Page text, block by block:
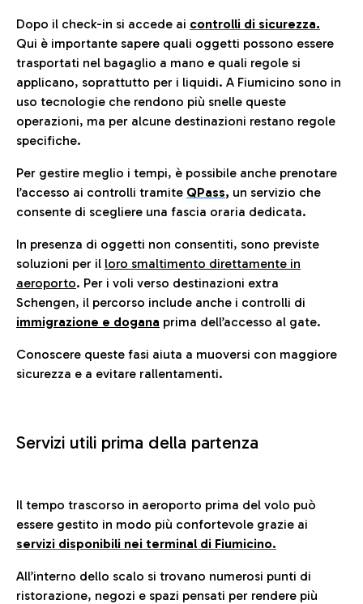
Dopo il check-in si accede ai controlli di sicurezza.
Qui è importante sapere quali oggetti possono essere
trasportati nel bagaglio a mano e quali regole si
applicano, soprattutto per i liquidi. A Fiumicino sono in
uso tecnologie che rendono più snelle queste
operazioni, ma per alcune destinazioni restano regole
specifiche.
Per gestire meglio i tempi, è possibile anche prenotare
l’accesso ai controlli tramite QPass, un servizio che
consente di scegliere una fascia oraria dedicata.
In presenza di oggetti non consentiti, sono previste
soluzioni per il loro smaltimento direttamente in
aeroporto. Per i voli verso destinazioni extra
Schengen, il percorso include anche i controlli di
immigrazione e dogana prima dell’accesso al gate.
Conoscere queste fasi aiuta a muoversi con maggiore
sicurezza e a evitare rallentamenti.
Servizi utili prima della partenza
Il tempo trascorso in aeroporto prima del volo può
essere gestito in modo più confortevole grazie ai
servizi disponibili nei terminal di Fiumicino.
All’interno dello scalo si trovano numerosi punti di
ristorazione, negozi e spazi pensati per rendere più